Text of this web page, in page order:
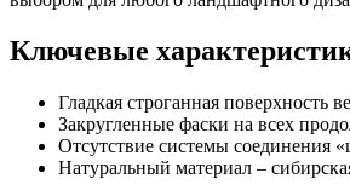
мм
АВ
Ключевые
Гладкая строганная поверхность
Закругленные фаски на всех
Отсутствие системы соединения
Натуральный материал –